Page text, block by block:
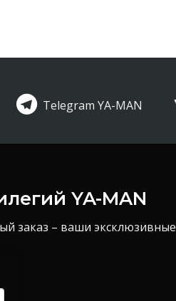
Telegram YA-MAN
YA-MAN
заказ – ваши эксклюзивные